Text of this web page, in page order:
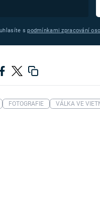
spodmínkami zpracování
FOTOGRAFIE VÁLKA VE